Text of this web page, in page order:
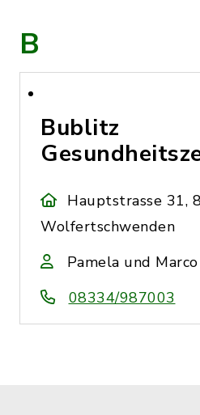
B
Bublitz
Hauptstrasse 31,
Wolfertschwenden
Pamela und
08334/987003